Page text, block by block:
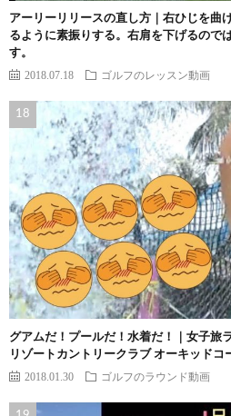
アーリーリリースの直し方｜右ひじを曲
るように素振りする。右肩を下げるので
す。
2018.07.18 ゴルフのレッスン動画
グアムだ！プールだ！水着だ！｜女子旅
リゾートカントリークラブ オーキッドコ
2018.01.30 ゴルフのラウンド動画